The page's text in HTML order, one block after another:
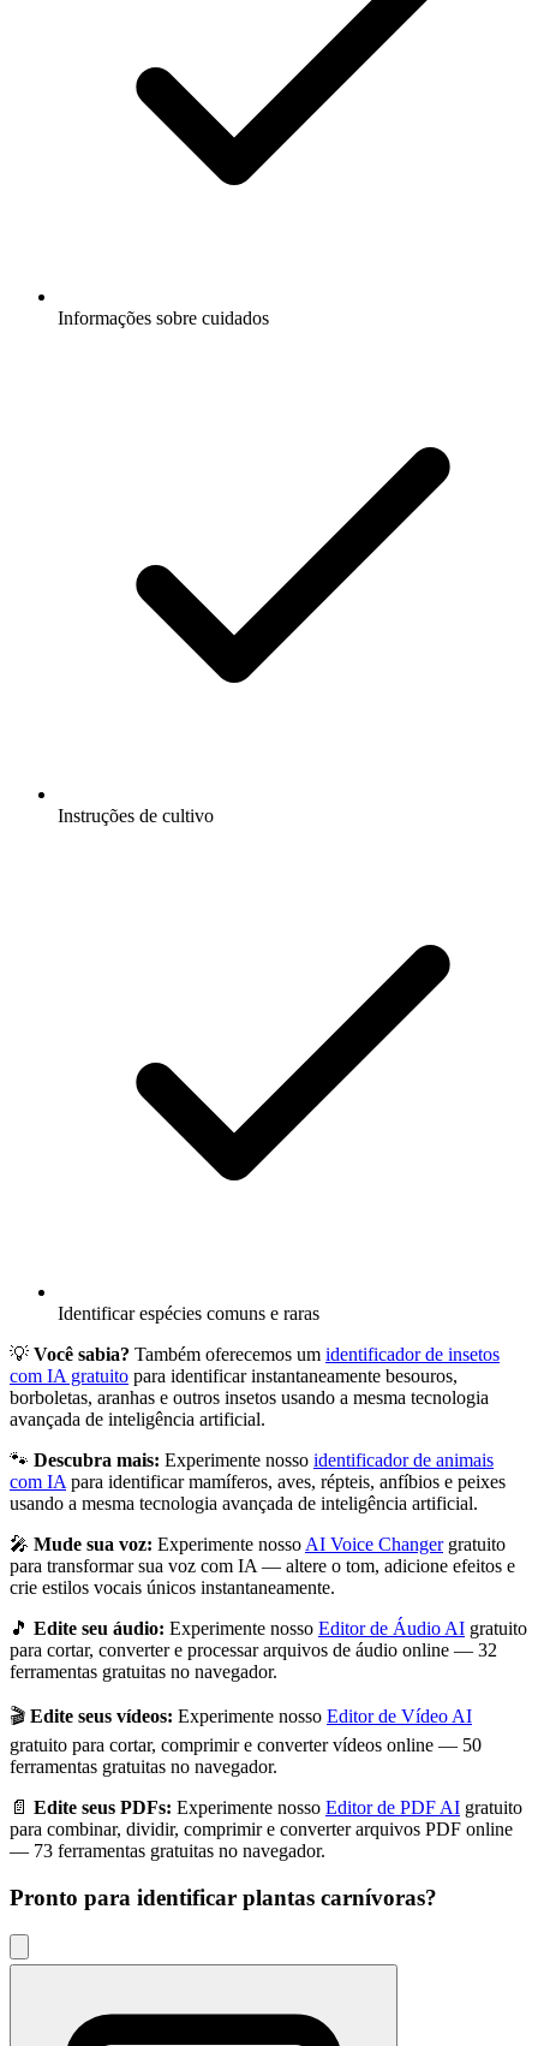
Informações sobre cuidados
Instruções de cultivo
Identificar espécies comuns e raras
💡 Você sabia? Também oferecemos um identificador de insetos
com IA gratuito para identificar instantaneamente besouros,
borboletas, aranhas e outros insetos usando a mesma tecnologia
avançada de inteligência artificial.
🐾 Descubra mais: Experimente nosso identificador de animais
com IA para identificar mamíferos, aves, répteis, anfíbios e peixes
usando a mesma tecnologia avançada de inteligência artificial.
🎤 Mude sua voz: Experimente nosso AI Voice Changer gratuito
para transformar sua voz com IA — altere o tom, adicione efeitos e
crie estilos vocais únicos instantaneamente.
🎵 Edite seu áudio: Experimente nosso Editor de Áudio AI gratuito
para cortar, converter e processar arquivos de áudio online — 32
ferramentas gratuitas no navegador.
🎬 Edite seus vídeos: Experimente nosso Editor de Vídeo AI
gratuito para cortar, comprimir e converter vídeos online — 50
ferramentas gratuitas no navegador.
📄 Edite seus PDFs: Experimente nosso Editor de PDF AI gratuito
para combinar, dividir, comprimir e converter arquivos PDF online
— 73 ferramentas gratuitas no navegador.
Pronto para identificar plantas carnívoras?